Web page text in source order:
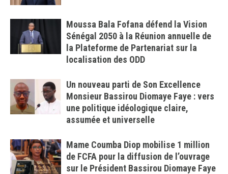
Moussa Bala Fofana défend la Vision
Sénégal 2050 à la Réunion annuelle de
la Plateforme de Partenariat sur la
localisation des ODD
Un nouveau parti de Son Excellence
Monsieur Bassirou Diomaye Faye : vers
une politique idéologique claire,
assumée et universelle
Mame Coumba Diop mobilise 1 million
de FCFA pour la diffusion de l’ouvrage
sur le Président Bassirou Diomaye Faye